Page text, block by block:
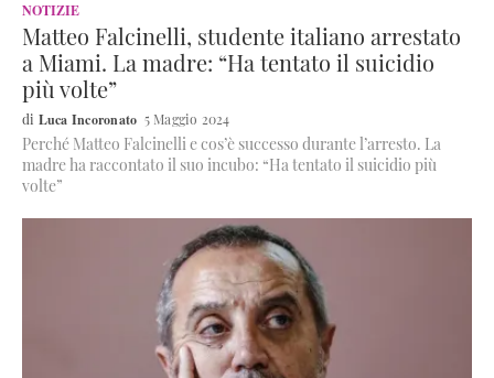
NOTIZIE
Matteo Falcinelli, studente italiano arrestato
a Miami. La madre: “Ha tentato il suicidio
più volte”
Luca Incoronato 5 Maggio 2024
Perché Matteo Falcinelli e cos’è successo durante l’arresto. La
madre ha raccontato il suo incubo: “Ha tentato il suicidio più
volte”